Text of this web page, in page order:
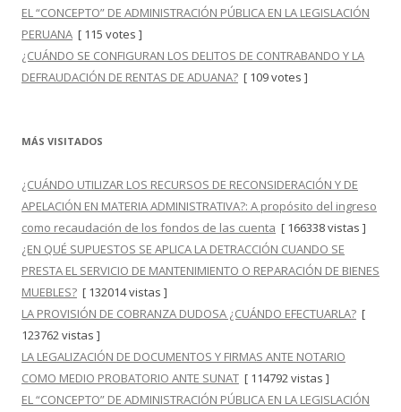
EL “CONCEPTO” DE ADMINISTRACIÓN PÚBLICA EN LA LEGISLACIÓN
PERUANA [ 115 votes ]
¿CUÁNDO SE CONFIGURAN LOS DELITOS DE CONTRABANDO Y LA
DEFRAUDACIÓN DE RENTAS DE ADUANA? [ 109 votes ]
MÁS VISITADOS
¿CUÁNDO UTILIZAR LOS RECURSOS DE RECONSIDERACIÓN Y DE
APELACIÓN EN MATERIA ADMINISTRATIVA?: A propósito del ingreso
como recaudación de los fondos de las cuenta [ 166338 vistas ]
¿EN QUÉ SUPUESTOS SE APLICA LA DETRACCIÓN CUANDO SE
PRESTA EL SERVICIO DE MANTENIMIENTO O REPARACIÓN DE BIENES
MUEBLES? [ 132014 vistas ]
LA PROVISIÓN DE COBRANZA DUDOSA ¿CUÁNDO EFECTUARLA? [
123762 vistas ]
LA LEGALIZACIÓN DE DOCUMENTOS Y FIRMAS ANTE NOTARIO
COMO MEDIO PROBATORIO ANTE SUNAT [ 114792 vistas ]
EL “CONCEPTO” DE ADMINISTRACIÓN PÚBLICA EN LA LEGISLACIÓN